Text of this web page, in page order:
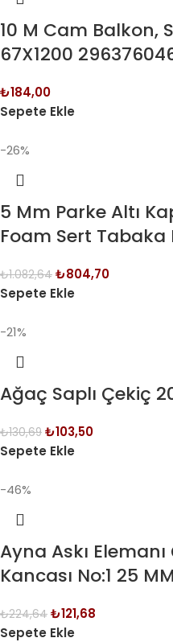
10 M Cam Balkon,
67X1200
₺184,00
Sepete Ekle
-26%
5 Mm Parke Altı
Foam Sert Tabaka
₺1.082,64 ₺804,70
Sepete Ekle
-21%
Ağaç Saplı Çekiç
₺130,69 ₺103,50
Sepete Ekle
-46%
Ayna Askı
Kancası No:1 25
₺224,64 ₺121,68
Sepete Ekle